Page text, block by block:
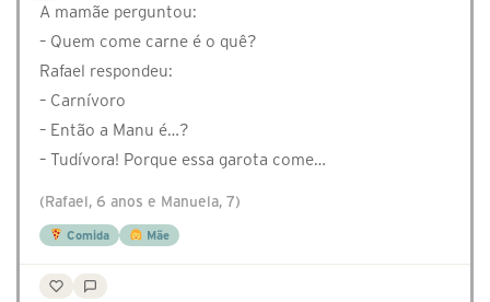
A mamãe perguntou:
– Quem come carne é o quê?
Rafael respondeu:
– Carnívoro
– Então a Manu é…?
– Tudívora! Porque essa garota come…
(Rafael, 6 anos e Manuela, 7)
Comida Mãe